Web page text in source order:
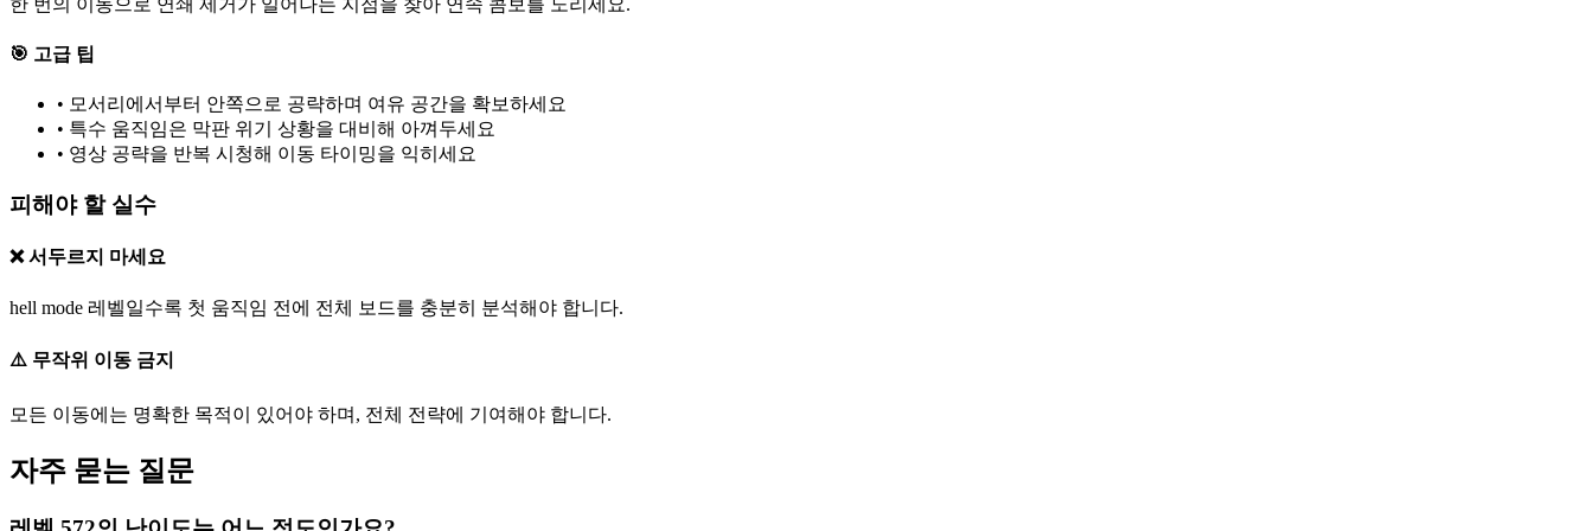
🎯 고급 팁
• 모서리에서부터 안쪽으로 공략하며 여유 공간을 확보하세요
• 특수 움직임은 막판 위기 상황을 대비해 아껴두세요
• 영상 공략을 반복 시청해 이동 타이밍을 익히세요
피해야 할 실수
❌ 서두르지 마세요
hell mode 레벨일수록 첫 움직임 전에 전체 보드를 충분히 분석해야 합니다.
⚠️ 무작위 이동 금지
모든 이동에는 명확한 목적이 있어야 하며, 전체 전략에 기여해야 합니다.
자주 묻는 질문